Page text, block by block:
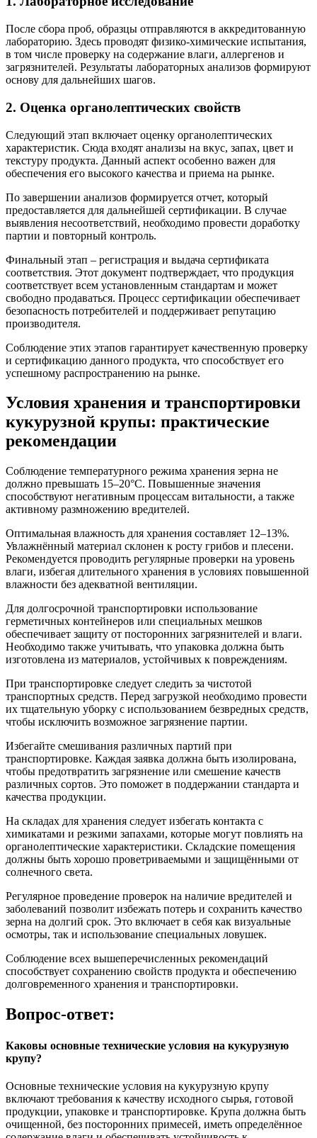
После сбора проб, образцы отправляются в аккредитованную
лабораторию. Здесь проводят физико-химические испытания,
в том числе проверку на содержание влаги, аллергенов и
загрязнителей. Результаты лабораторных анализов формируют
основу для дальнейших шагов.
2. Оценка органолептических свойств
Следующий этап включает оценку органолептических
характеристик. Сюда входят анализы на вкус, запах, цвет и
текстуру продукта. Данный аспект особенно важен для
обеспечения его высокого качества и приема на рынке.
По завершении анализов формируется отчет, который
предоставляется для дальнейшей сертификации. В случае
выявления несоответствий, необходимо провести доработку
партии и повторный контроль.
Финальный этап – регистрация и выдача сертификата
соответствия. Этот документ подтверждает, что продукция
соответствует всем установленным стандартам и может
свободно продаваться. Процесс сертификации обеспечивает
безопасность потребителей и поддерживает репутацию
производителя.
Соблюдение этих этапов гарантирует качественную проверку
и сертификацию данного продукта, что способствует его
успешному распространению на рынке.
Условия хранения и транспортировки
кукурузной крупы: практические
рекомендации
Соблюдение температурного режима хранения зерна не
должно превышать 15–20°С. Повышенные значения
способствуют негативным процессам витальности, а также
активному размножению вредителей.
Оптимальная влажность для хранения составляет 12–13%.
Увлажнённый материал склонен к росту грибов и плесени.
Рекомендуется проводить регулярные проверки на уровень
влаги, избегая длительного хранения в условиях повышенной
влажности без адекватной вентиляции.
Для долгосрочной транспортировки использование
герметичных контейнеров или специальных мешков
обеспечивает защиту от посторонних загрязнителей и влаги.
Необходимо также учитывать, что упаковка должна быть
изготовлена из материалов, устойчивых к повреждениям.
При транспортировке следует следить за чистотой
транспортных средств. Перед загрузкой необходимо провести
их тщательную уборку с использованием безвредных средств,
чтобы исключить возможное загрязнение партии.
Избегайте смешивания различных партий при
транспортировке. Каждая заявка должна быть изолирована,
чтобы предотвратить загрязнение или смешение качеств
различных сортов. Это поможет в поддержании стандарта и
качества продукции.
На складах для хранения следует избегать контакта с
химикатами и резкими запахами, которые могут повлиять на
органолептические характеристики. Складские помещения
должны быть хорошо проветриваемыми и защищёнными от
солнечного света.
Регулярное проведение проверок на наличие вредителей и
заболеваний позволит избежать потерь и сохранить качество
зерна на долгий срок. Это включает в себя как визуальные
осмотры, так и использование специальных ловушек.
Соблюдение всех вышеперечисленных рекомендаций
способствует сохранению свойств продукта и обеспечению
долговременного хранения и транспортировки.
Вопрос-ответ:
Каковы основные технические условия на кукурузную
крупу?
Основные технические условия на кукурузную крупу
включают требования к качеству исходного сырья, готовой
продукции, упаковке и транспортировке. Крупа должна быть
очищенной, без посторонних примесей, иметь определённое